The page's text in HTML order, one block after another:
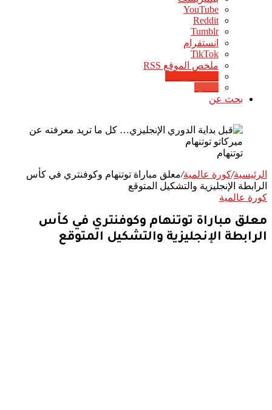
‫YouTube
انستقرام
‫TikTok
ملخص الموقع RSS
بحث عن
توتنهام
الرئيسية/كورة عالمية/معلق مباراة توتنهام وكوفنتري في كأس
الرابطة الإنجليزية والتشكيل المتوقع
كورة عالمية
معلق مباراة توتنهام وكوفنتري في كأس
الرابطة الإنجليزية والتشكيل المتوقع